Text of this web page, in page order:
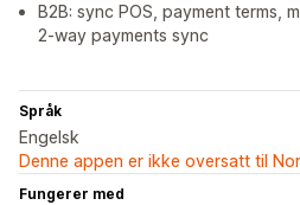
B2B: sync POS, payment terms,
2-way payments sync
Språk
Engelsk
Denne appen er ikke oversatt til
Fungerer med